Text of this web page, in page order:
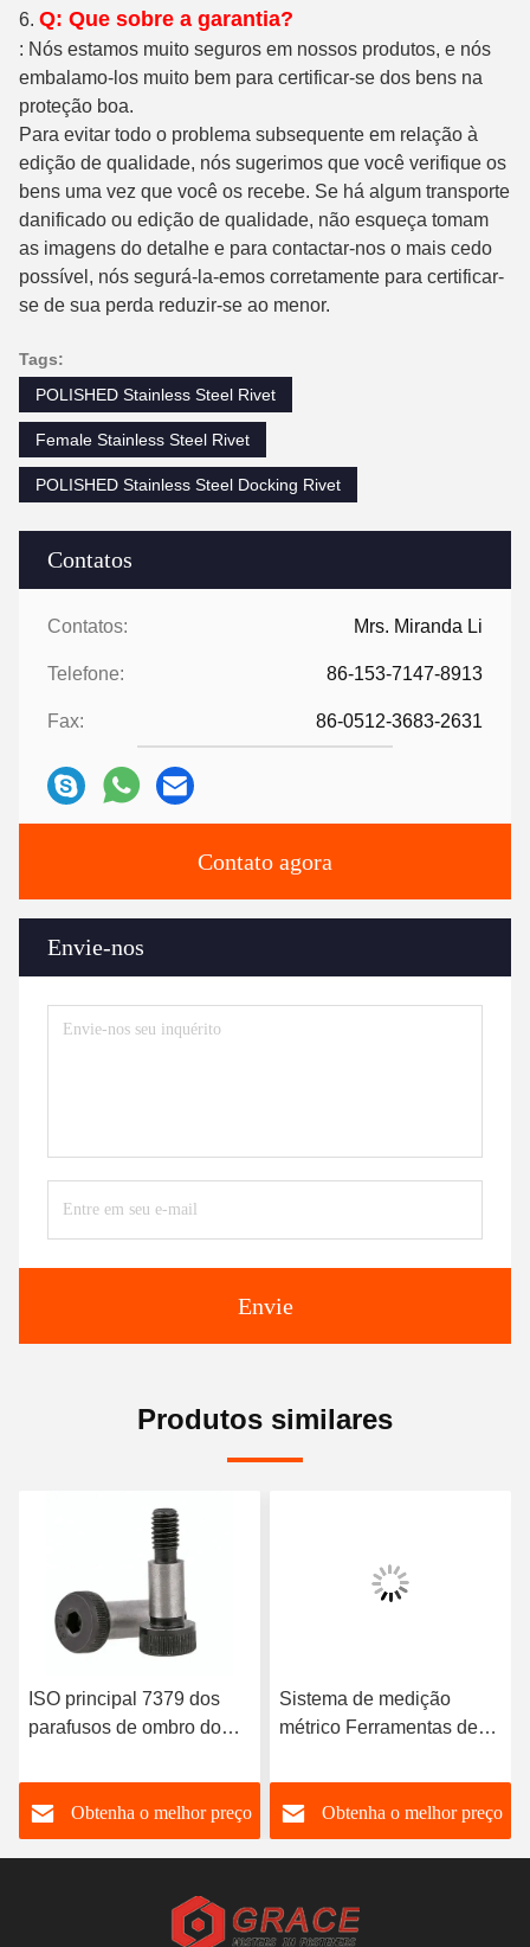
Contatos
Contatos: Mrs. Miranda Li
Telefone: 86-153-7147-8913
Fax: 86-0512-3683-2631
Contato agora
Envie-nos
Envie
6. Q: Que sobre a garantia?
: Nós estamos muito seguros em nossos produtos, e nós
embalamo-los muito bem para certificar-se dos bens na
proteção boa.
Para evitar todo o problema subsequente em relação à
edição de qualidade, nós sugerimos que você verifique os
bens uma vez que você os recebe. Se há algum transporte
danificado ou edição de qualidade, não esqueça tomam
as imagens do detalhe e para contactar-nos o mais cedo
possível, nós segurá-la-emos corretamente para certificar-
se de sua perda reduzir-se ao menor.
Tags:
POLISHED Stainless Steel Rivet
Female Stainless Steel Rivet
POLISHED Stainless Steel Docking Rivet
Produtos similares
ISO principal 7379 dos
parafusos de ombro do
categoria ISO7379 10,9
Obtenha o melhor preço
Sistema de medição
métrico Ferramentas de
inoxidável
Obtenha o melhor preço